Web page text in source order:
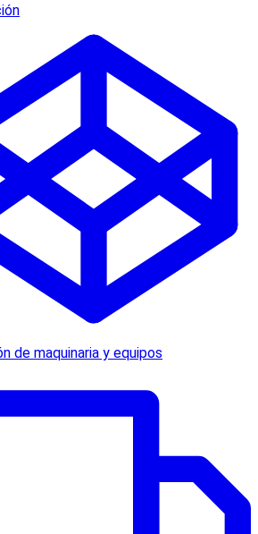
de maquinaria y equipos